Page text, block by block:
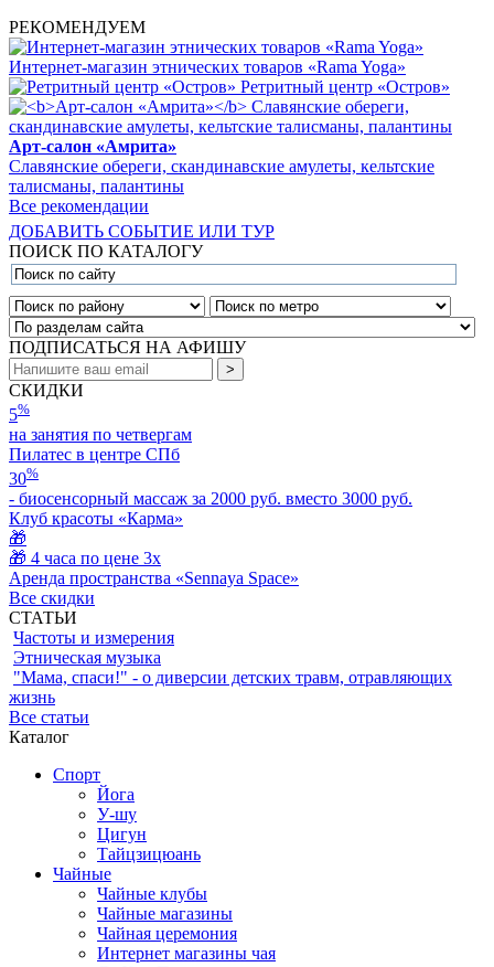
РЕКОМЕНДУЕМ
Интернет-магазин этнических товаров «Rama Yoga»
Ретритный центр «Остров»
Арт-салон «Амрита»
Славянские обереги, скандинавские амулеты, кельтские
талисманы, палантины
Все рекомендации
ДОБАВИТЬ СОБЫТИЕ ИЛИ ТУР
ПОИСК ПО КАТАЛОГУ
ПОДПИСАТЬСЯ НА АФИШУ
СКИДКИ
5%
на занятия по четвергам
Пилатес в центре СПб
30%
- биосенсорный массаж за 2000 руб. вместо 3000 руб.
Клуб красоты «Карма»
🎁
🎁 4 часа по цене 3х
Аренда пространства «Sennaya Space»
Все скидки
СТАТЬИ
Частоты и измерения
Этническая музыка
"Мама, спаси!" - о диверсии детских травм, отравляющих
жизнь
Все статьи
Каталог
Спорт
Йога
У-шу
Цигун
Тайцзицюань
Чайные
Чайные клубы
Чайные магазины
Чайная церемония
Интернет магазины чая